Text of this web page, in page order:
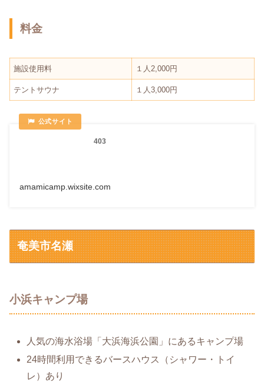
料金
施設使用料 １人2,000円
テントサウナ １人3,000円
403
amamicamp.wixsite.com
奄美市名瀬
小浜キャンプ場
人気の海水浴場「大浜海浜公園」にあるキャンプ場
24時間利用できるバースハウス（シャワー・トイ
レ）あり